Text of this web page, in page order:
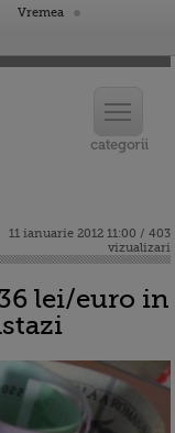
Vremea
11 ianuarie 2012 11:00 / 403
vizualizari
lei/euro in